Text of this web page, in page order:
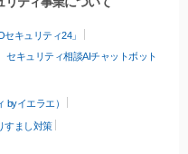
キュリティ24」
セキュリティ相談AIチャットボット
イエラエ）
すまし対策